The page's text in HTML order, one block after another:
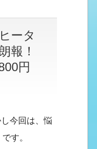
ータ
報！
円
今回は、悩
す。